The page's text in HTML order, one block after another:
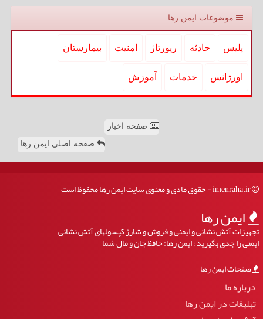
موضوعات ایمن رها
پلیس حادثه رپورتاژ امنیت بیمارستان
اورژانس خدمات آموزش
صفحه اخبار
صفحه اصلی ایمن رها
ایمن رها
تجهیزات آتش نشانی و ایمنی و فروش و شارژ کپسولهای آتش نشانی
ایمنی را جدی بگیرید ؛ ایمن رها: حافظ جان و مال شما
صفحات ایمن رها
درباره ما
تبلیغات در ایمن رها